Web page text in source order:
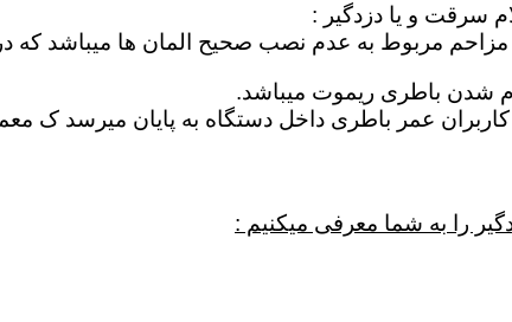
سرقت و یا دزدگیر :
مزاحم مربوط به عدم نصب صحیح المان ها میباشد که
شدن باطری ریموت میباشد.
را به شما معرفی میکنیم :